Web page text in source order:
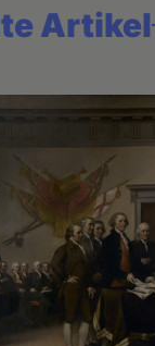
Artikel